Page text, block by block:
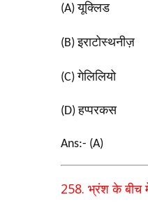
(A)यूक्लिड
(B)इराटोस्थनीज़
(C)गेलिलियो
(D)हप्परकस
Ans:- (A)
258. भ्रंश के बीच